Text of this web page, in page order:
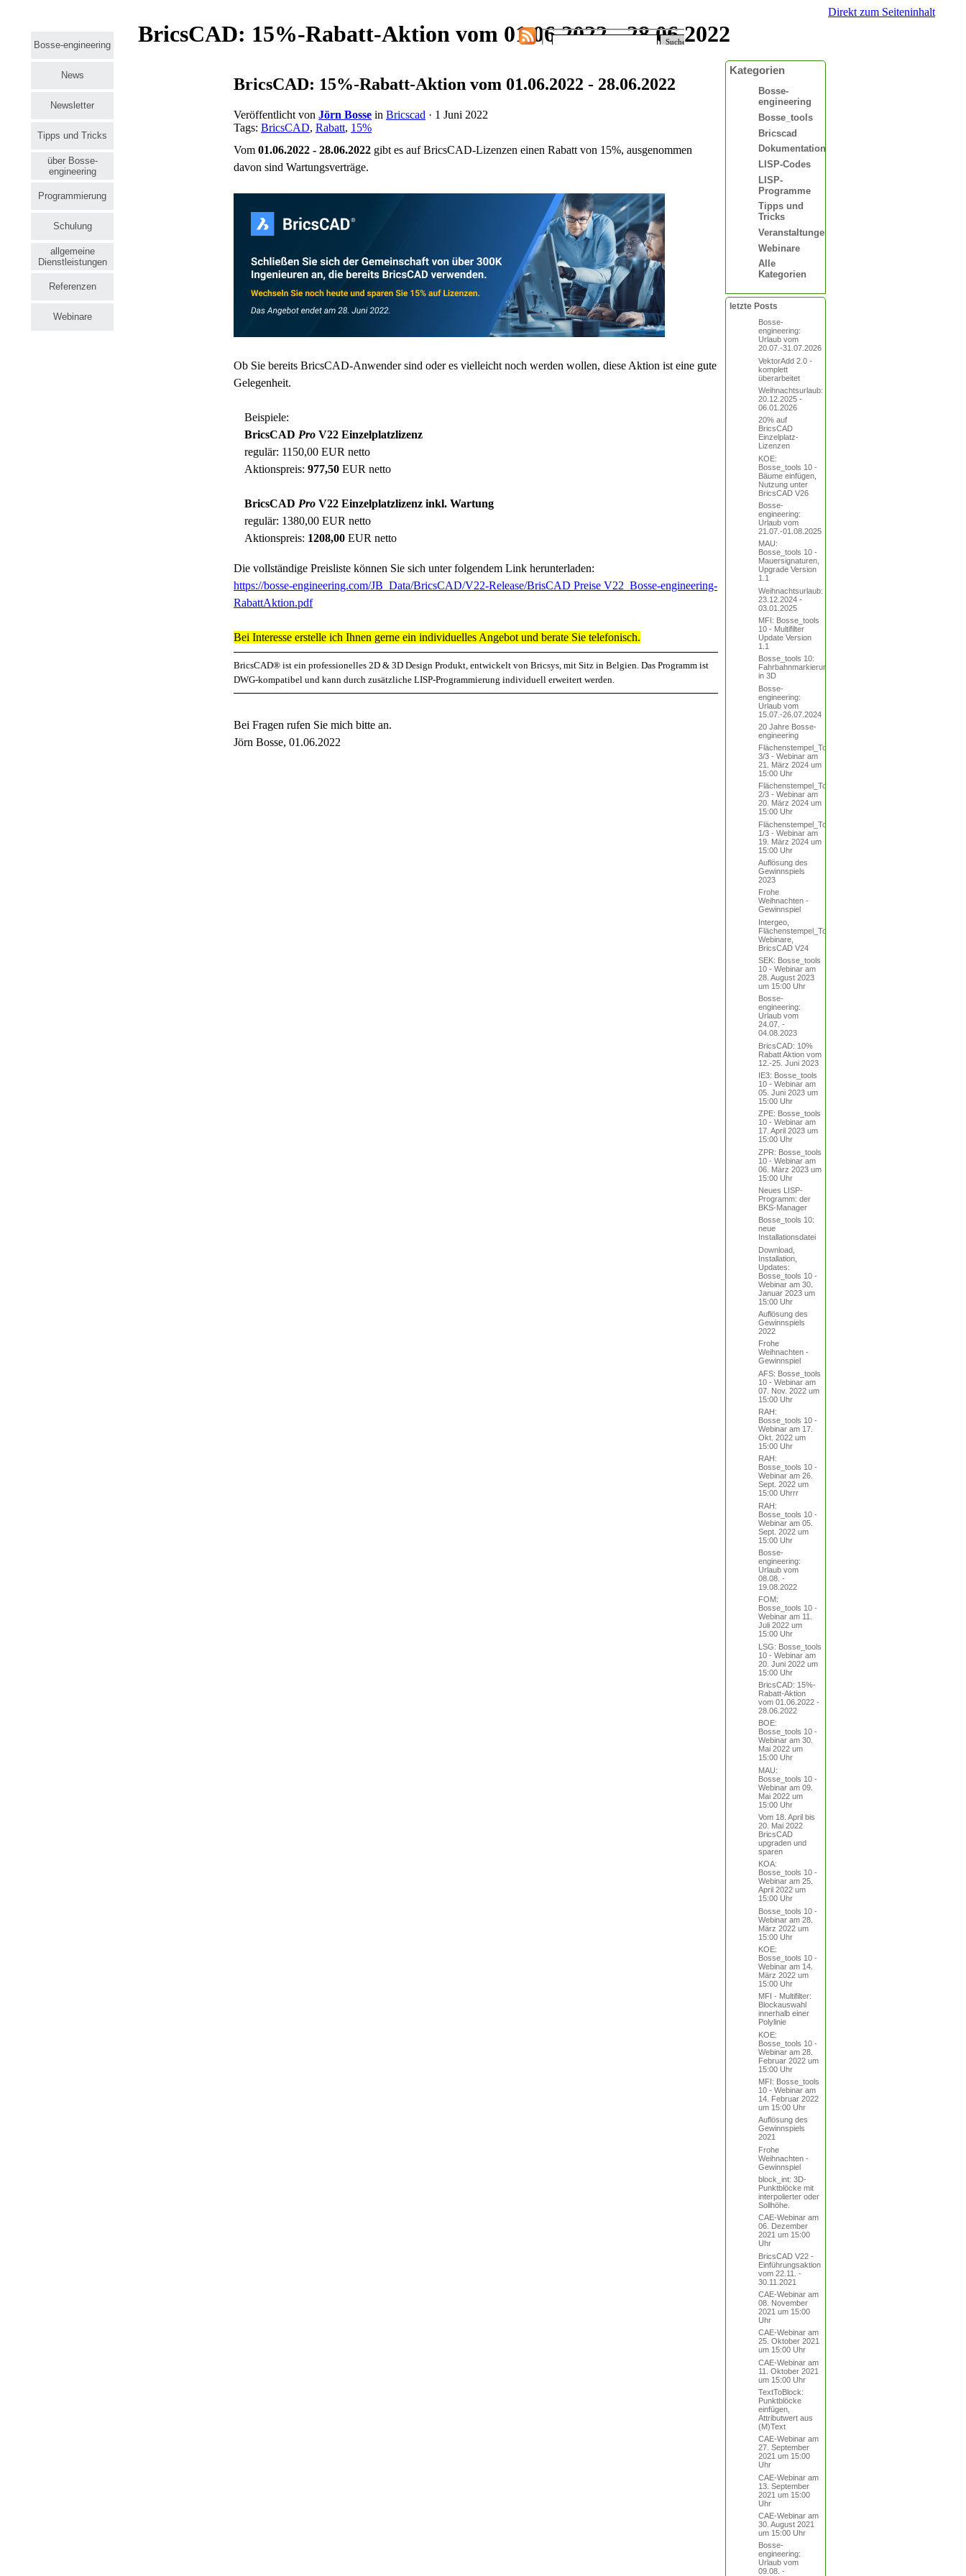
BricsCAD: 15%-Rabatt-Aktion vom 01.06.2022 - 28.06.2022
Suchen
Direkt zum Seiteninhalt
Bosse-engineering
News
Newsletter
Tipps und Tricks
über Bosse-
engineering
Programmierung
Schulung
allgemeine
Dienstleistungen
Referenzen
Webinare
BricsCAD: 15%-Rabatt-Aktion vom 01.06.2022 - 28.06.2022
Veröffentlicht von Jörn Bosse in Bricscad · 1 Juni 2022
Tags: BricsCAD, Rabatt, 15%
Vom 01.06.2022 - 28.06.2022 gibt es auf BricsCAD-Lizenzen einen Rabatt von 15%, ausgenommen
davon sind Wartungsverträge.
Ob Sie bereits BricsCAD-Anwender sind oder es vielleicht noch werden wollen, diese Aktion ist eine gute
Gelegenheit.
Beispiele:
BricsCAD Pro V22 Einzelplatzlizenz
regulär: 1150,00 EUR netto
Aktionspreis: 977,50 EUR netto
BricsCAD Pro V22 Einzelplatzlizenz inkl. Wartung
regulär: 1380,00 EUR netto
Aktionspreis: 1208,00 EUR netto
Die vollständige Preisliste können Sie sich unter folgendem Link herunterladen:
https://bosse-engineering.com/JB_Data/BricsCAD/V22-Release/BrisCAD Preise V22_Bosse-engineering-
RabattAktion.pdf
Bei Interesse erstelle ich Ihnen gerne ein individuelles Angebot und berate Sie telefonisch.
BricsCAD® ist ein professionelles 2D & 3D Design Produkt, entwickelt von Bricsys, mit Sitz in Belgien. Das Programm ist
DWG-kompatibel und kann durch zusätzliche LISP-Programmierung individuell erweitert werden.
Bei Fragen rufen Sie mich bitte an.
Jörn Bosse, 01.06.2022
Kategorien
Bosse-
engineering
Bosse_tools
Bricscad
Dokumentationen
LISP-Codes
LISP-
Programme
Tipps und
Tricks
Veranstaltungen
Webinare
Alle
Kategorien
letzte Posts
Bosse-
engineering:
Urlaub vom
20.07.-31.07.2026
VektorAdd 2.0 -
komplett
überarbeitet
Weihnachtsurlaub:
20.12.2025 -
06.01.2026
20% auf
BricsCAD
Einzelplatz-
Lizenzen
KOE:
Bosse_tools 10 -
Bäume einfügen,
Nutzung unter
BricsCAD V26
Bosse-
engineering:
Urlaub vom
21.07.-01.08.2025
MAU:
Bosse_tools 10 -
Mauersignaturen,
Upgrade Version
1.1
Weihnachtsurlaub:
23.12.2024 -
03.01.2025
MFI: Bosse_tools
10 - Multifilter
Update Version
1.1
Bosse_tools 10:
Fahrbahnmarkierungen
in 3D
Bosse-
engineering:
Urlaub vom
15.07.-26.07.2024
20 Jahre Bosse-
engineering
Flächenstempel_Tool
3/3 - Webinar am
21. März 2024 um
15:00 Uhr
Flächenstempel_Tool
2/3 - Webinar am
20. März 2024 um
15:00 Uhr
Flächenstempel_Tool
1/3 - Webinar am
19. März 2024 um
15:00 Uhr
Auflösung des
Gewinnspiels
2023
Frohe
Weihnachten -
Gewinnspiel
Intergeo,
Flächenstempel_Tool,
Webinare,
BricsCAD V24
SEK: Bosse_tools
10 - Webinar am
28. August 2023
um 15:00 Uhr
Bosse-
engineering:
Urlaub vom
24.07. -
04.08.2023
BricsCAD: 10%
Rabatt Aktion vom
12.-25. Juni 2023
IE3: Bosse_tools
10 - Webinar am
05. Juni 2023 um
15:00 Uhr
ZPE: Bosse_tools
10 - Webinar am
17. April 2023 um
15:00 Uhr
ZPR: Bosse_tools
10 - Webinar am
06. März 2023 um
15:00 Uhr
Neues LISP-
Programm: der
BKS-Manager
Bosse_tools 10:
neue
Installationsdatei
Download,
Installation,
Updates:
Bosse_tools 10 -
Webinar am 30.
Januar 2023 um
15:00 Uhr
Auflösung des
Gewinnspiels
2022
Frohe
Weihnachten -
Gewinnspiel
AFS: Bosse_tools
10 - Webinar am
07. Nov. 2022 um
15:00 Uhr
RAH:
Bosse_tools 10 -
Webinar am 17.
Okt. 2022 um
15:00 Uhr
RAH:
Bosse_tools 10 -
Webinar am 26.
Sept. 2022 um
15:00 Uhrrr
RAH:
Bosse_tools 10 -
Webinar am 05.
Sept. 2022 um
15:00 Uhr
Bosse-
engineering:
Urlaub vom
08.08. -
19.08.2022
FOM:
Bosse_tools 10 -
Webinar am 11.
Juli 2022 um
15:00 Uhr
LSG: Bosse_tools
10 - Webinar am
20. Juni 2022 um
15:00 Uhr
BricsCAD: 15%-
Rabatt-Aktion
vom 01.06.2022 -
28.06.2022
BOE:
Bosse_tools 10 -
Webinar am 30.
Mai 2022 um
15:00 Uhr
MAU:
Bosse_tools 10 -
Webinar am 09.
Mai 2022 um
15:00 Uhr
Vom 18. April bis
20. Mai 2022
BricsCAD
upgraden und
sparen
KOA:
Bosse_tools 10 -
Webinar am 25.
April 2022 um
15:00 Uhr
Bosse_tools 10 -
Webinar am 28.
März 2022 um
15:00 Uhr
KOE:
Bosse_tools 10 -
Webinar am 14.
März 2022 um
15:00 Uhr
MFI - Multifilter:
Blockauswahl
innerhalb einer
Polylinie
KOE:
Bosse_tools 10 -
Webinar am 28.
Februar 2022 um
15:00 Uhr
MFI: Bosse_tools
10 - Webinar am
14. Februar 2022
um 15:00 Uhr
Auflösung des
Gewinnspiels
2021
Frohe
Weihnachten -
Gewinnspiel
block_int: 3D-
Punktblöcke mit
interpolierter oder
Sollhöhe.
CAE-Webinar am
06. Dezember
2021 um 15:00
Uhr
BricsCAD V22 -
Einführungsaktion
vom 22.11. -
30.11.2021
CAE-Webinar am
08. November
2021 um 15:00
Uhr
CAE-Webinar am
25. Oktober 2021
um 15:00 Uhr
CAE-Webinar am
11. Oktober 2021
um 15:00 Uhr
TextToBlock:
Punktblöcke
einfügen,
Attributwert aus
(M)Text
CAE-Webinar am
27. September
2021 um 15:00
Uhr
CAE-Webinar am
13. September
2021 um 15:00
Uhr
CAE-Webinar am
30. August 2021
um 15:00 Uhr
Bosse-
engineering:
Urlaub vom
09.08. -